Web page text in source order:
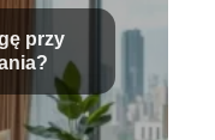
przy